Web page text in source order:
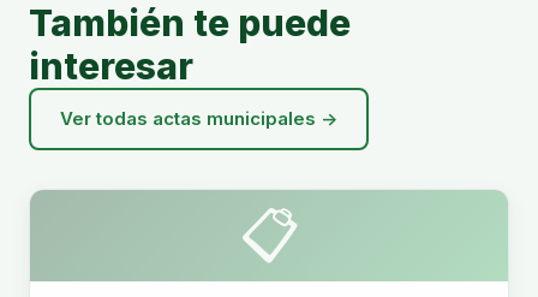
También te puede
interesar
Ver todas actas municipales →
📋